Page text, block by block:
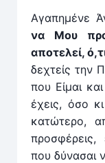
Αγαπημένε
να Μου
αποτελεί,
δεχτείς την
που Είμαι
έχεις, όσο
κατώτερο,
που δύνασαι